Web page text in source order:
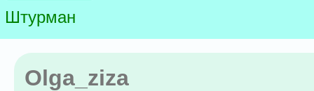
Штурман
Olga_ziza